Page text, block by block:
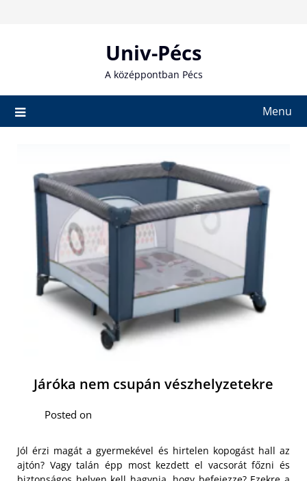
Univ-Pécs
A középpontban Pécs
Menu
Járóka nem csupán vészhelyzetekre
Posted on
Jól érzi magát a gyermekével és hirtelen kopogást hall az
ajtón? Vagy talán épp most kezdett el vacsorát főzni és